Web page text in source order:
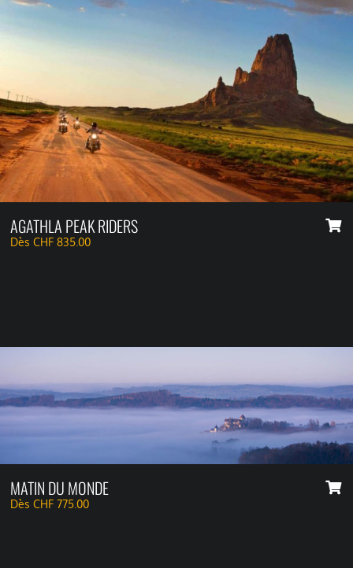
AGATHLA PEAK RIDERS
DèsCHF 835.00
MATIN DU MONDE
DèsCHF 775.00